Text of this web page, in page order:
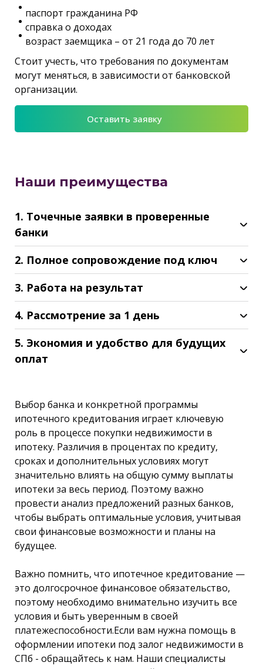
паспорт гражданина РФ
справка о доходах
возраст заемщика – от 21 года до 70 лет
Стоит учесть, что требования по документам
могут меняться, в зависимости от банковской
организации.
Оставить заявку
Наши преимущества
1. Точечные заявки в проверенные
банки
2. Полное сопровождение под ключ
3. Работа на результат
4. Рассмотрение за 1 день
5. Экономия и удобство для будущих
оплат
Выбор банка и конкретной программы
ипотечного кредитования играет ключевую
роль в процессе покупки недвижимости в
ипотеку. Различия в процентах по кредиту,
сроках и дополнительных условиях могут
значительно влиять на общую сумму выплаты
ипотеки за весь период. Поэтому важно
провести анализ предложений разных банков,
чтобы выбрать оптимальные условия, учитывая
свои финансовые возможности и планы на
будущее.
Важно помнить, что ипотечное кредитование —
это долгосрочное финансовое обязательство,
поэтому необходимо внимательно изучить все
условия и быть уверенным в своей
платежеспособности.Если вам нужна помощь в
оформлении ипотеки под залог недвижимости в
СПб - обращайтесь к нам. Наши специалисты